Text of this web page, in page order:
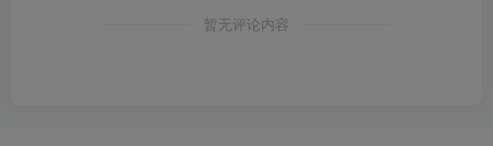
暂无评论内容